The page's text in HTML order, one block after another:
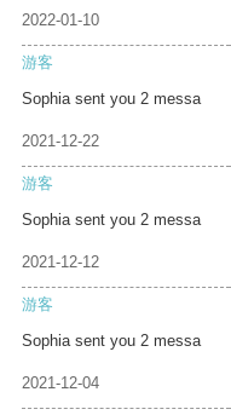
2022-01-10
游客
Sophia sent you 2 messa
2021-12-22
游客
Sophia sent you 2 messa
2021-12-12
游客
Sophia sent you 2 messa
2021-12-04